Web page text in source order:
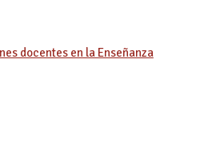
docentes en la Enseñanza